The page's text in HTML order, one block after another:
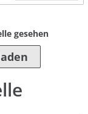
gesehen